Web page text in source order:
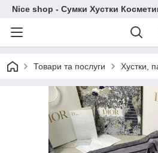
Nice shop - Сумки Хустки
Товари та послуги Хустки,